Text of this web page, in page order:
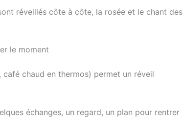
réveillés côte à côte, la rosée et le chant des
le moment
chaud en thermos) permet un réveil
échanges, un regard, un plan pour rentrer